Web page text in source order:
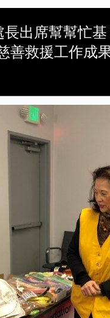
出席幫幫忙基
善救援工作成